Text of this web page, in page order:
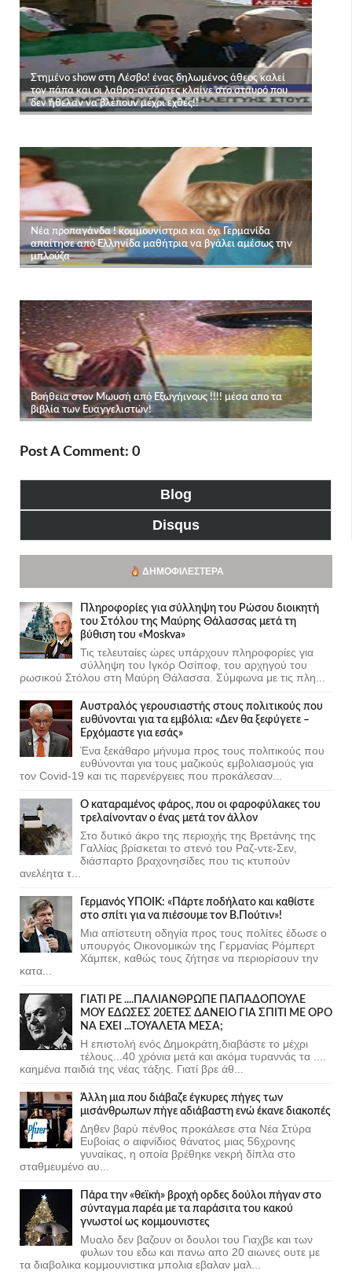
Post A Comment: 0
Blog
Disqus
ΔΗΜΟΦΙΛΈΣΤΕΡΑ
Πληροφορίες για σύλληψη του Ρώσου διοικητή
του Στόλου της Mαύρης Θάλασσας μετά τη
βύθιση του «Moskva»
Τις τελευταίες ώρες υπάρχουν πληροφορίες για
σύλληψη του Ιγκόρ Οσίποφ, του αρχηγού του
ρωσικού Στόλου στη Μαύρη Θάλασσα. Σύμφωνα με τις πλη...
Αυστραλός γερουσιαστής στους πολιτικούς που
ευθύνονται για τα εμβόλια: «Δεν θα ξεφύγετε –
Ερχόμαστε για εσάς»
Ένα ξεκάθαρο μήνυμα προς τους πολιτικούς που
ευθύνονται για τους μαζικούς εμβολιασμούς για
τον Covid-19 και τις παρενέργειες που προκάλεσαν...
Ο καταραμένος φάρος, που οι φαροφύλακες του
τρελαίνονταν ο ένας μετά τον άλλον
Στο δυτικό άκρο της περιοχής της Βρετάνης της
Γαλλίας βρίσκεται το στενό του Ραζ-ντε-Σεν,
διάσπαρτο βραχονησίδες που τις κτυπούν
ανελέητα τ...
Γερμανός ΥΠΟΙΚ: «Πάρτε ποδήλατο και καθίστε
στο σπίτι για να πιέσουμε τον Β.Πούτιν»!
Μια απίστευτη οδηγία προς τους πολίτες έδωσε ο
υπουργός Οικονομικών της Γερμανίας Ρόμπερτ
Χάμπεκ, καθώς τους ζήτησε να περιορίσουν την
κατα...
ΓΙΑΤΙ ΡΕ ....ΠΑΛΙΑΝΘΡΩΠΕ ΠΑΠΑΔΟΠΟΥΛΕ
ΜΟΥ ΕΔΩΣΕΣ 20ΕΤΕΣ ΔΑΝΕΙΟ ΓΙΑ ΣΠΙΤΙ ΜΕ ΟΡΟ
ΝΑ ΕΧΕΙ ...ΤΟΥΑΛΕΤΑ ΜΕΣΑ;
Η επιστολή ενός Δημοκράτη,διαβάστε το μέχρι
τέλους...40 χρόνια μετά και ακόμα τυραννάς τα ....
καημένα παιδιά της νέας τάξης. Γιατί βρε άθ...
Άλλη μια που διάβαζε έγκυρες πήγες των
μισάνθρωπων πήγε αδιάβαστη ενώ έκανε διακοπές
Δηθεν βαρύ πένθος προκάλεσε στα Νέα Στύρα
Ευβοίας ο αιφνίδιος θάνατος μιας 56χρονης
γυναίκας, η οποία βρέθηκε νεκρή δίπλα στο
σταθμευμένο αυ...
Πάρα την «θεϊκή» βροχή ορδες δούλοι πήγαν στο
σύνταγμα παρέα με τα παράσιτα του κακού
γνωστοί ως κομμουνιστες
Μυαλο δεν βαζουν οι δουλοι του Γιαχβε και των
φυλων του εδω και πανω απο 20 αιωνες ουτε με
τα διαβολικα κομμουνιστικα μπολια εβαλαν μαλ...